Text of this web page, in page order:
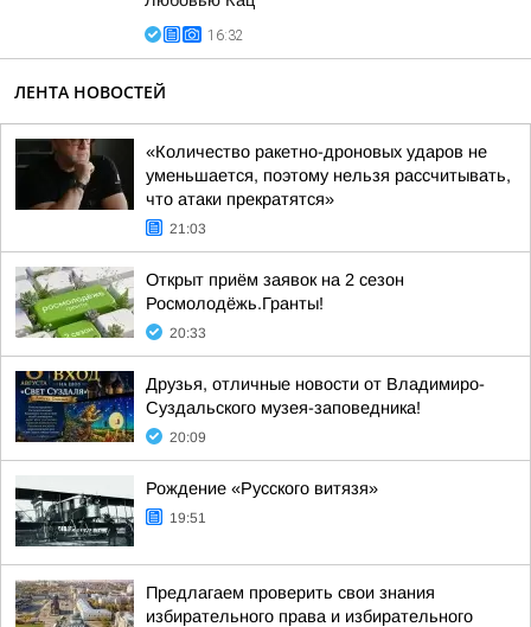
16:32
ЛЕНТА НОВОСТЕЙ
«Количество ракетно-дроновых ударов не
уменьшается, поэтому нельзя рассчитывать,
что атаки прекратятся»
21:03
Открыт приём заявок на 2 сезон
Росмолодёжь.Гранты!
20:33
Друзья, отличные новости от Владимиро-
Суздальского музея-заповедника!
20:09
Рождение «Русского витязя»
19:51
Предлагаем проверить свои знания
избирательного права и избирательного